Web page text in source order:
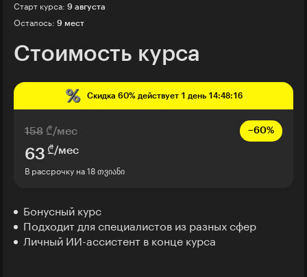
Старт курса: 9 августа
Осталось: 9 мест
Стоимость курса
Скидка 60%действует 1 день 14:48:14
158 ₾/мес −60%
63 ₾/мес
В рассрочку на 18 თვიანი
Бонусный курс
Подходит для специалистов из разных сфер
Личный ИИ-ассистент в конце курса